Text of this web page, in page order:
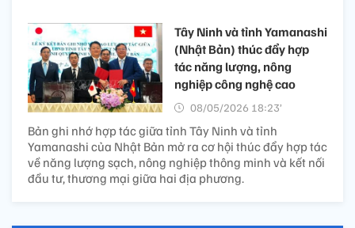
Tây Ninh và tỉnh Yamanashi
(Nhật Bản) thúc đẩy hợp
tác năng lượng, nông
nghiệp công nghệ cao
08/05/2026 18:23’
Bản ghi nhớ hợp tác giữa tỉnh Tây Ninh và tỉnh
Yamanashi của Nhật Bản mở ra cơ hội thúc đẩy hợp tác
về năng lượng sạch, nông nghiệp thông minh và kết nối
đầu tư, thương mại giữa hai địa phương.